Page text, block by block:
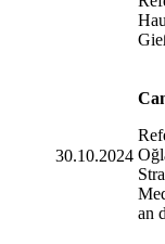
30.10.2024
an